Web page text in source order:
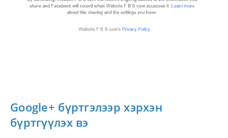
Google+ бүртгэлээр хэрхэн
бүртгүүлэх вэ